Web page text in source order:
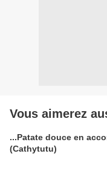
Vous aimerez
...Patate douce en
(Cathytutu)